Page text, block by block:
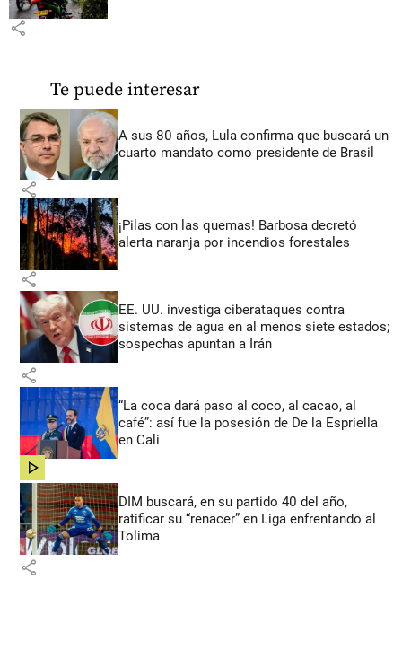
share
Te puede interesar
A sus 80 años, Lula confirma que buscará un
cuarto mandato como presidente de Brasil
share
¡Pilas con las quemas! Barbosa decretó
alerta naranja por incendios forestales
share
EE. UU. investiga ciberataques contra
sistemas de agua en al menos siete estados;
sospechas apuntan a Irán
share
“La coca dará paso al coco, al cacao, al
café”: así fue la posesión de De la Espriella
en Cali
share
DIM buscará, en su partido 40 del año,
ratificar su “renacer” en Liga enfrentando al
Tolima
share